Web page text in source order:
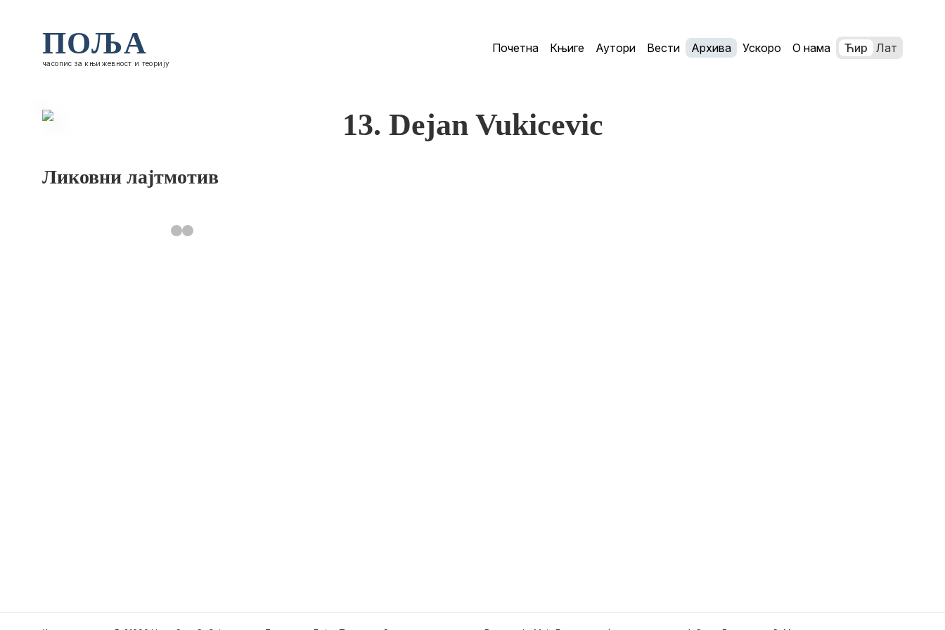
ПОЉА
часопис за књижевност и теорију
Почетна Књиге Аутори Вести Архива Ускоро О нама Ћир Лат
Ликовни лајтмотив
13. Dejan Vukicevic